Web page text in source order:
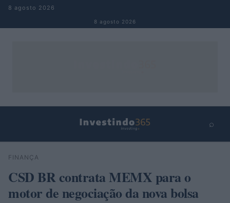
Pular para o conteúdo
8 agosto 2026
8 agosto 2026
⌕
Buscar
FINANÇA
CSD BR contrata MEMX para o
motor de negociação da nova bolsa